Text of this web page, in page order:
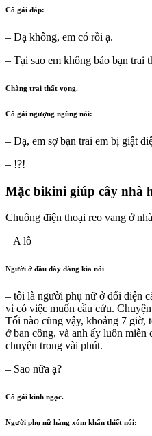
Cô gái đáp:
– Dạ không, em có rồi ạ.
– Tại sao em không bảo bạn trai
Chàng trai thất vọng.
Cô gái ngượng ngùng nói:
– Dạ, em sợ bạn trai em bị giật
– !?!
Mặc bikini giúp cây nhà
Chuông điện thoại reo vang ở
– A lô
Người ở đầu dây đằng kia nói
– tôi là người phụ nữ ở đối diện
vì có việc muốn cầu cứu.
Tối nào cũng vậy, khoảng 7 giờ,
ở ban công, và anh ấy luôn
chuyện trong vài phút.
– Sao nữa ạ?
Cô gái kinh ngạc.
Người phụ nữ hàng xóm khẩn thiết nói: